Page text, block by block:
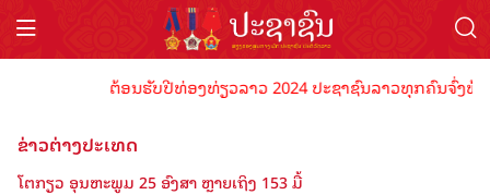
ຕ້ອນຮັບປີທ່ອງທ່ຽວລາວ 2024 ປະຊາຊົນລາວທຸກຄົນຈົ່ງພ້ອ
ຂ່າວຕ່າງປະເທດ
ໂຕກຽວ ອຸນຫະພູມ 25 ອົງສາ ຫຼາຍເຖິງ 153 ມື້